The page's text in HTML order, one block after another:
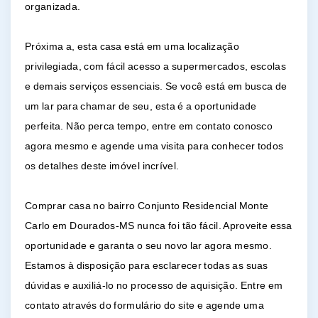
organizada.
Próxima a, esta casa está em uma localização
privilegiada, com fácil acesso a supermercados, escolas
e demais serviços essenciais. Se você está em busca de
um lar para chamar de seu, esta é a oportunidade
perfeita. Não perca tempo, entre em contato conosco
agora mesmo e agende uma visita para conhecer todos
os detalhes deste imóvel incrível.
Comprar casa no bairro Conjunto Residencial Monte
Carlo em Dourados-MS nunca foi tão fácil. Aproveite essa
oportunidade e garanta o seu novo lar agora mesmo.
Estamos à disposição para esclarecer todas as suas
dúvidas e auxiliá-lo no processo de aquisição. Entre em
contato através do formulário do site e agende uma